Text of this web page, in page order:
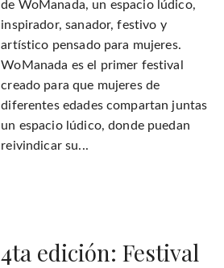
de WoManada, un espacio lúdico,
inspirador, sanador, festivo y
artístico pensado para mujeres.
WoManada es el primer festival
creado para que mujeres de
diferentes edades compartan juntas
un espacio lúdico, donde puedan
reivindicar su...
4ta edición: Festival